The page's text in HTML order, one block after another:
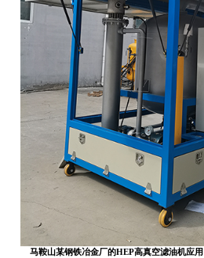
马鞍山某钢铁冶金厂的HEP高真空滤油机应用